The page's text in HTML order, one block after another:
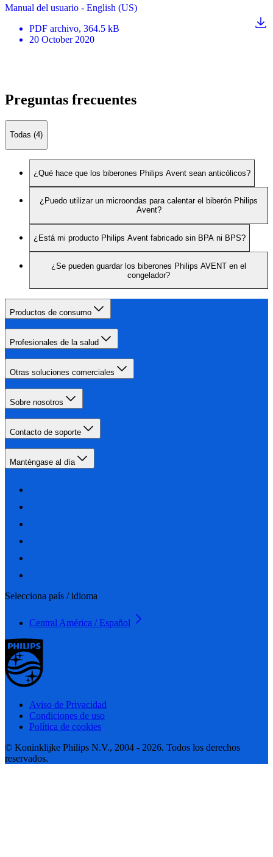
Manual del usuario - English (US)
PDF archivo, 364.5 kB
20 October 2020
Preguntas frecuentes
Todas (4)
¿Qué hace que los biberones Philips Avent sean anticólicos?
¿Puedo utilizar un microondas para calentar el biberón Philips
Avent?
¿Está mi producto Philips Avent fabricado sin BPA ni BPS?
¿Se pueden guardar los biberones Philips AVENT en el
congelador?
Productos de consumo
Profesionales de la salud
Otras soluciones comerciales
Sobre nosotros
Contacto de soporte
Manténgase al día
Selecciona país / idioma
Central América / Español
Aviso de Privacidad
Condiciones de uso
Política de cookies
© Koninklijke Philips N.V., 2004 - 2026. Todos los derechos
reservados.